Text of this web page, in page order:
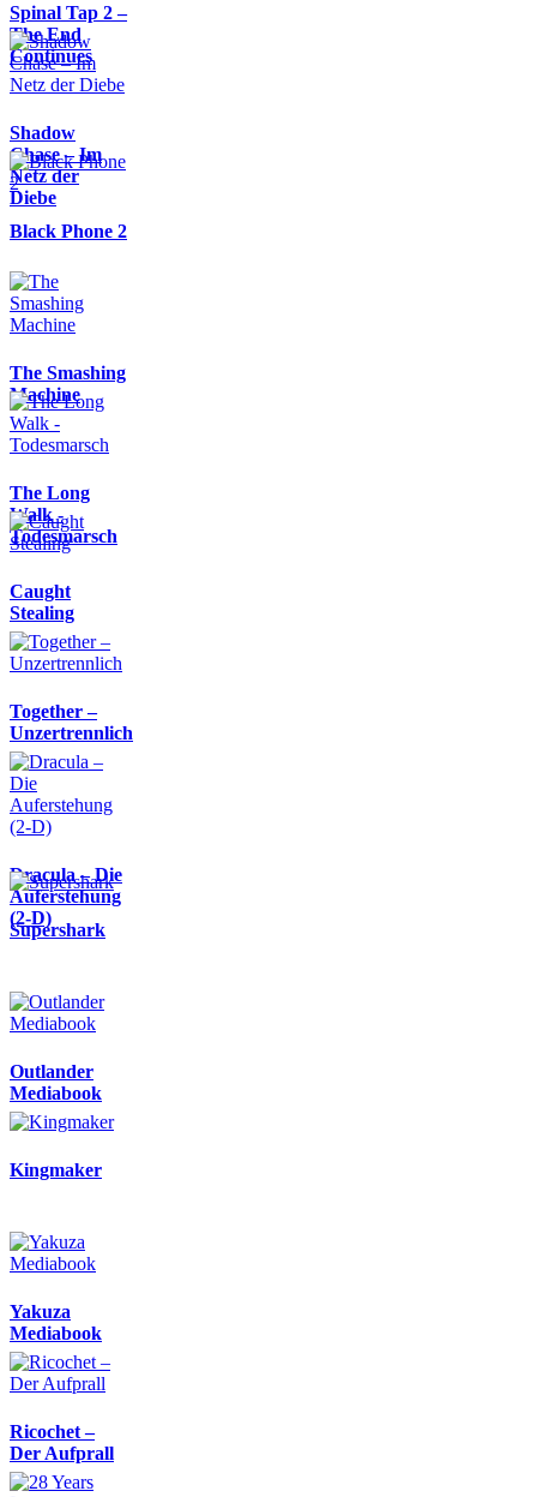
Spinal Tap 2 –
The End
Continues
Shadow
Chase – Im
Netz der
Diebe
Black Phone 2
The Smashing
Machine
The Long
Walk -
Todesmarsch
Caught
Stealing
Together –
Unzertrennlich
Dracula – Die
Auferstehung
(2-D)
Supershark
Outlander
Mediabook
Kingmaker
Yakuza
Mediabook
Ricochet –
Der Aufprall